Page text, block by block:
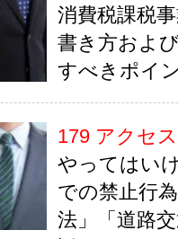
消費税課税
書き方およ
すべきポイ
179 アクセス
やってはい
での禁止行
法」「道路